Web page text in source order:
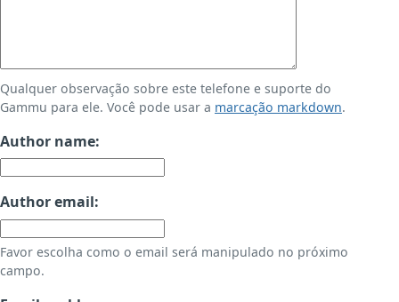
Qualquer observação sobre este telefone e suporte do
Gammu para ele. Você pode usar a marcação markdown.
Author name:
Author email:
Favor escolha como o email será manipulado no próximo
campo.